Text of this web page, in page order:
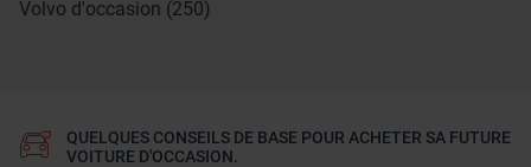
Volvo d'occasion (250)
QUELQUES CONSEILS DE BASE POUR ACHETER SA FUTURE
VOITURE D'OCCASION.